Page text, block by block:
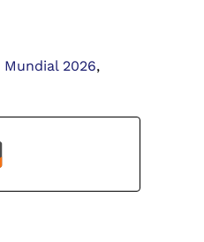
Mundial 2026,